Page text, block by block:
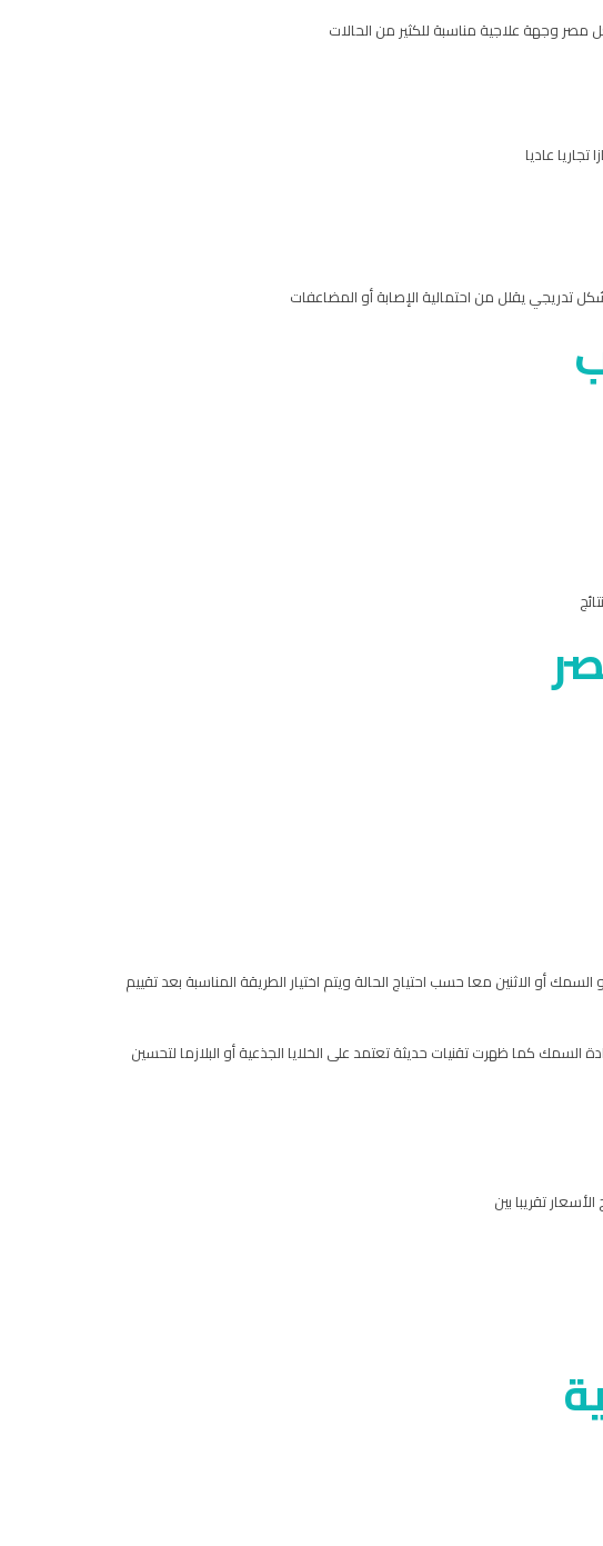
وجهة علاجية مناسبة للكثير من الحالات
عاديا
تدريجي يقلل من احتمالية الإصابة أو المضاعفات
أو الاثنين معا حسب احتياج الحالة ويتم اختيار الطريقة المناسبة بعد تقييم
السمك كما ظهرت تقنيات حديثة تعتمد على الخلايا الجذعية أو البلازما لتحسين
تقريبا بين